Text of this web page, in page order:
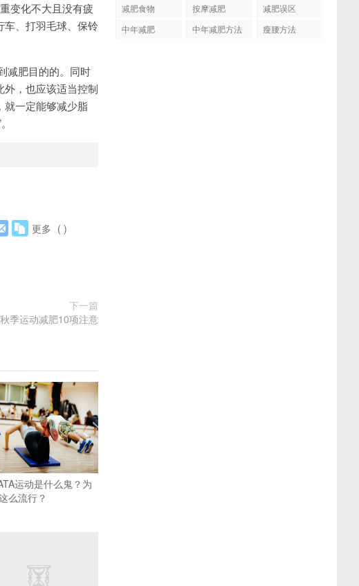
变化不大且没有疲
、打羽毛球、保铃
减肥目的的。同时
，也应该适当控制
一定能够减少脂
更多 ( )
下一篇
秋季运动减肥10项注意
运动是什么鬼？为
么流行？
减肥食物
按摩减肥
减肥误区
中年减肥
中年减肥方法 瘦腰方法